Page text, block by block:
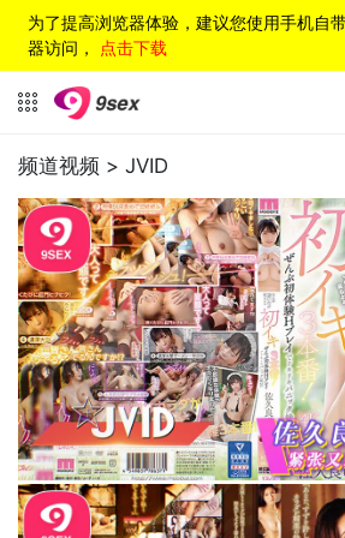
为了提高浏览器体验，建议您使用手机自
器访问， 点击下载
频道视频 > JVID